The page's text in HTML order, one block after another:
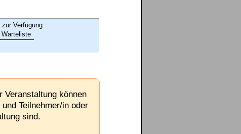
Verfügung:
Warteliste
Veranstaltung können
Teilnehmer/in oder
sind.